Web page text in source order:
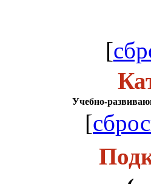
[
Учебно-
[